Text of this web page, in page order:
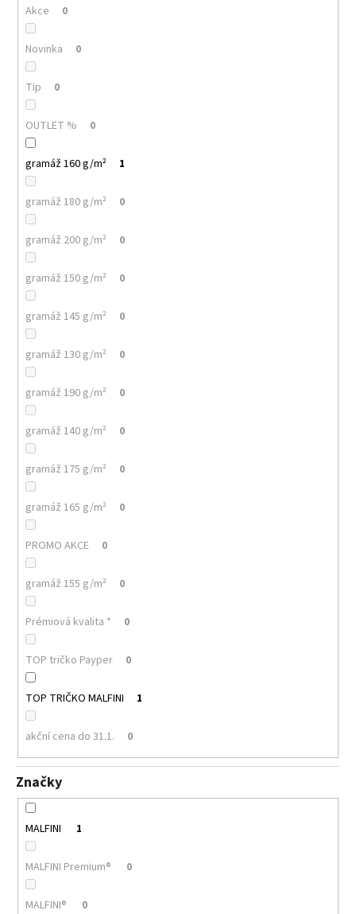
Akce 0
Novinka 0
Tip 0
OUTLET % 0
gramáž 160 g/m² 1
gramáž 180 g/m² 0
gramáž 200 g/m² 0
gramáž 150 g/m² 0
gramáž 145 g/m² 0
gramáž 130 g/m² 0
gramáž 190 g/m² 0
gramáž 140 g/m² 0
gramáž 175 g/m² 0
gramáž 165 g/m² 0
PROMO AKCE 0
gramáž 155 g/m² 0
Prémiová kvalita * 0
TOP tričko Payper 0
TOP TRIČKO MALFINI 1
akční cena do 31.1. 0
Značky
MALFINI 1
MALFINI Premium® 0
MALFINI® 0
m
MALFINI
BASIC
134
DÁMSKÉ
TRIČKO,
160
100%
BAVLNA,
PROJMUTÝ
STŘIH
92
Kč